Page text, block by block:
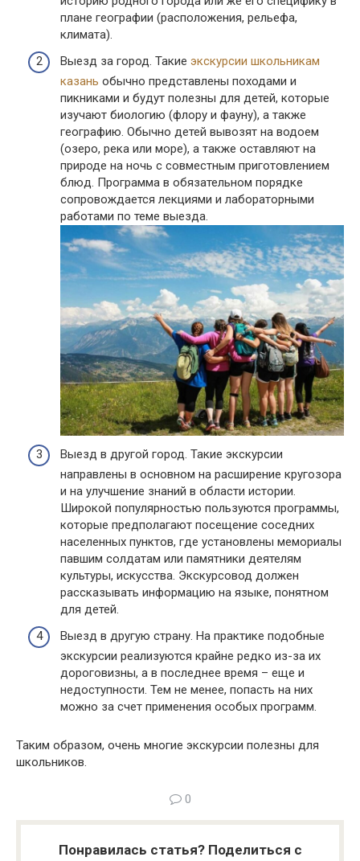
плане географии (расположения, рельефа,
климата).
Выезд за город. Такие экскурсии школьникам
казань обычно представлены походами и
пикниками и будут полезны для детей, которые
изучают биологию (флору и фауну), а также
географию. Обычно детей вывозят на водоем
(озеро, река или море), а также оставляют на
природе на ночь с совместным приготовлением
блюд. Программа в обязательном порядке
сопровождается лекциями и лабораторными
работами по теме выезда.
Выезд в другой город. Такие экскурсии
направлены в основном на расширение кругозора
и на улучшение знаний в области истории.
Широкой популярностью пользуются программы,
которые предполагают посещение соседних
населенных пунктов, где установлены мемориалы
павшим солдатам или памятники деятелям
культуры, искусства. Экскурсовод должен
рассказывать информацию на языке, понятном
для детей.
Выезд в другую страну. На практике подобные
экскурсии реализуются крайне редко из-за их
дороговизны, а в последнее время – еще и
недоступности. Тем не менее, попасть на них
можно за счет применения особых программ.
Таким образом, очень многие экскурсии полезны для
школьников.
0
Понравилась статья? Поделиться с